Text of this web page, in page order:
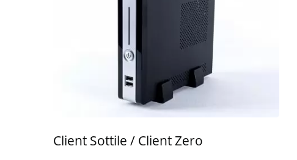
Client Sottile / Client Zero